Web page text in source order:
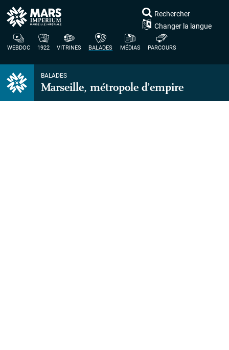
WEBDOC 1922 VITRINES BALADES MÉDIAS PARCOURS
Rechercher
Changer la langue
BALADES
Marseille, métropole d’empire